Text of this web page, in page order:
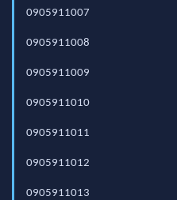
0905911007
0905911008
0905911009
0905911010
0905911011
0905911012
0905911013